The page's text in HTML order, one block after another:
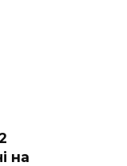
на